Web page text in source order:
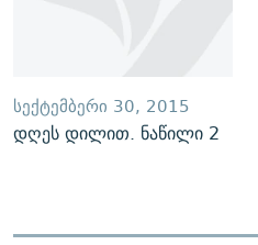
ᲡᲔᲥᲢᲔᲛᲑᲔᲠᲘ 30, 2015
დღეს დილით. ნაწილი 2